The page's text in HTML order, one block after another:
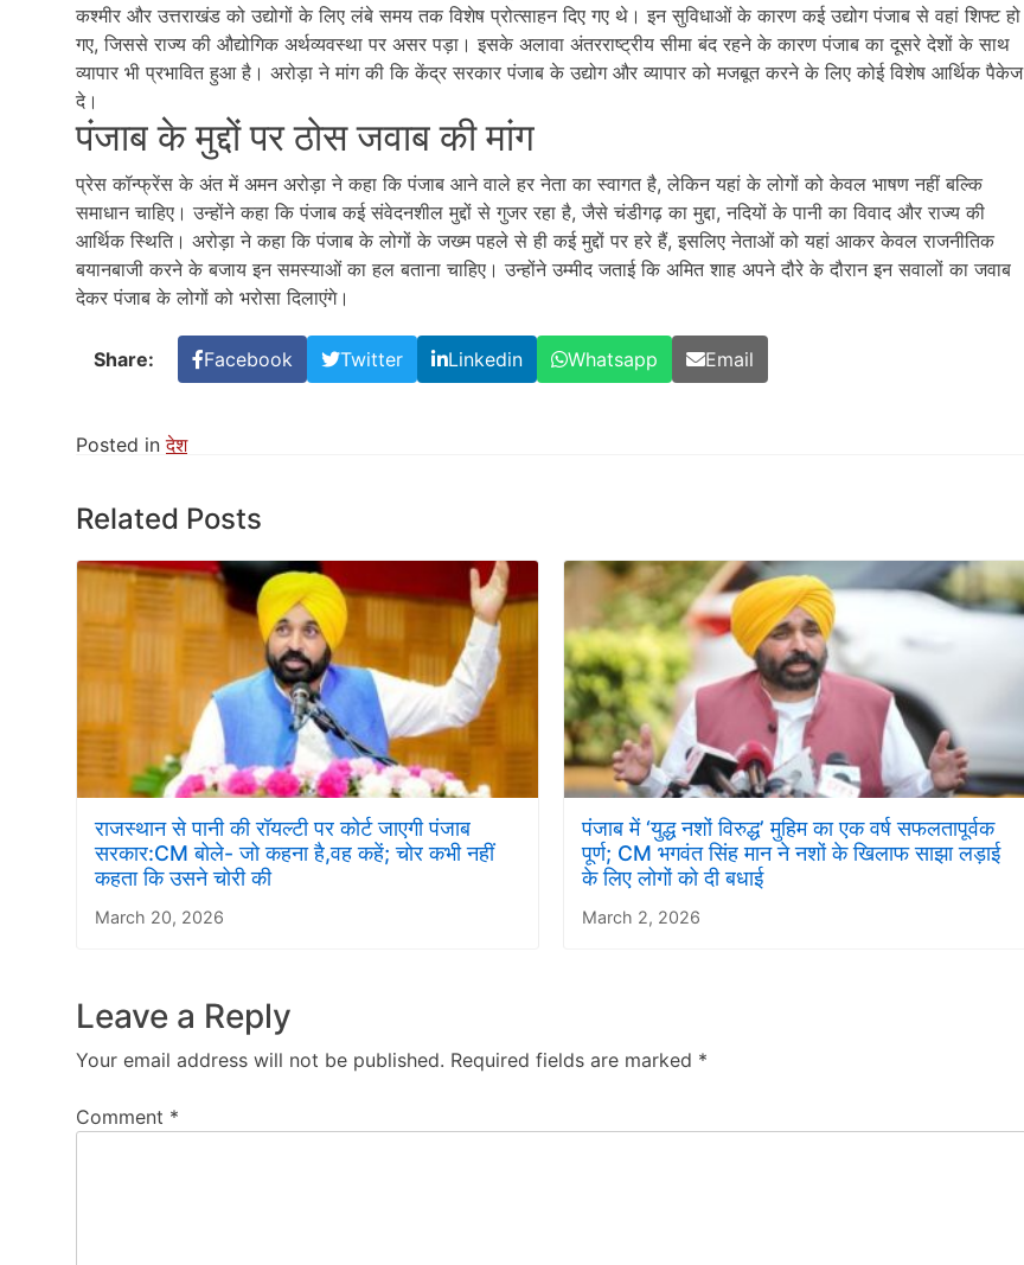
कश्मीर और उत्तराखंड को उद्योगों के लिए लंबे समय तक विशेष प्रोत्साहन दिए गए थे। इन सुविधाओं के कारण कई उद्योग पंजाब से वहां शिफ्ट हो
गए, जिससे राज्य की औद्योगिक अर्थव्यवस्था पर असर पड़ा। इसके अलावा अंतरराष्ट्रीय सीमा बंद रहने के कारण पंजाब का दूसरे देशों के साथ
व्यापार भी प्रभावित हुआ है। अरोड़ा ने मांग की कि केंद्र सरकार पंजाब के उद्योग और व्यापार को मजबूत करने के लिए कोई विशेष आर्थिक पैकेज
दे।
पंजाब के मुद्दों पर ठोस जवाब की मांग
प्रेस कॉन्फ्रेंस के अंत में अमन अरोड़ा ने कहा कि पंजाब आने वाले हर नेता का स्वागत है, लेकिन यहां के लोगों को केवल भाषण नहीं बल्कि
समाधान चाहिए। उन्होंने कहा कि पंजाब कई संवेदनशील मुद्दों से गुजर रहा है, जैसे चंडीगढ़ का मुद्दा, नदियों के पानी का विवाद और राज्य की
आर्थिक स्थिति। अरोड़ा ने कहा कि पंजाब के लोगों के जख्म पहले से ही कई मुद्दों पर हरे हैं, इसलिए नेताओं को यहां आकर केवल राजनीतिक
बयानबाजी करने के बजाय इन समस्याओं का हल बताना चाहिए। उन्होंने उम्मीद जताई कि अमित शाह अपने दौरे के दौरान इन सवालों का जवाब
देकर पंजाब के लोगों को भरोसा दिलाएंगे।
Share: Facebook Twitter Linkedin Whatsapp Email
Posted inदेश
Related Posts
राजस्थान से पानी की रॉयल्टी पर कोर्ट जाएगी पंजाब
सरकार:CM बोले- जो कहना है,वह कहें; चोर कभी नहीं
कहता कि उसने चोरी की
March 20, 2026
पंजाब में ‘युद्ध नशों विरुद्ध’ मुहिम का एक वर्ष सफलतापूर्वक
पूर्ण; CM भगवंत सिंह मान ने नशों के खिलाफ साझा लड़ाई
के लिए लोगों को दी बधाई
March 2, 2026
Leave a Reply
Your email address will not be published. Required fields are marked *
Comment *